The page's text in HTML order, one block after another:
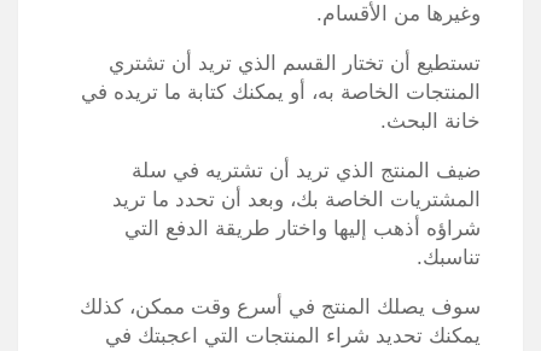
وغيرها من الأقسام.
تستطيع أن تختار القسم الذي تريد أن تشتري
المنتجات الخاصة به، أو يمكنك كتابة ما تريده في
خانة البحث.
ضيف المنتج الذي تريد أن تشتريه في سلة
المشتريات الخاصة بك، وبعد أن تحدد ما تريد
شراؤه أذهب إليها واختار طريقة الدفع التي
تناسبك.
سوف يصلك المنتج في أسرع وقت ممكن، كذلك
يمكنك تحديد شراء المنتجات التي اعجبتك في